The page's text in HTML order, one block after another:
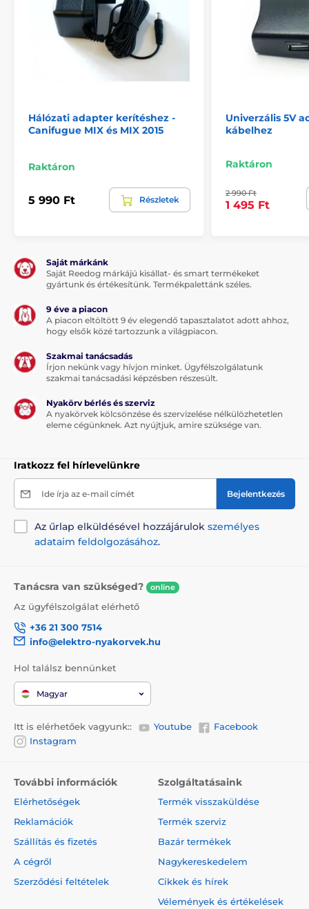
Hálózati adapter kerítéshez -
Canifugue MIX és MIX 2015
Raktáron
5 990 Ft Részletek
Univerzális 5V
kábelhez
Raktáron
2 990 Ft
1 495 Ft
Saját márkánk
Saját Reedog márkájú kisállat- és smart termékeket
gyártunk és értékesítünk. Termékpalettánk széles.
9 éve a piacon
A piacon eltöltött 9 év elegendő tapasztalatot adott ahhoz,
hogy elsők közé tartozzunk a világpiacon.
Szakmai tanácsadás
Írjon nekünk vagy hívjon minket. Ügyfélszolgálatunk
szakmai tanácsadási képzésben részesült.
Nyakörv bérlés és szerviz
A nyakörvek kölcsönzése és szervizelése nélkülözhetetlen
eleme cégünknek. Azt nyújtjuk, amire szüksége van.
Iratkozz fel hírlevelünkre
Ide írja az e-mail címét Bejelentkezés
Az űrlap elküldésével hozzájárulok személyes
adataim feldolgozásához.
Tanácsra van szükséged? online
Az ügyfélszolgálat elérhető
+36 21 300 7514
info@elektro-nyakorvek.hu
Hol találsz bennünket
Magyar
Itt is elérhetőek vagyunk:: Youtube
Facebook
Instagram
További információk
Elérhetőségek
Reklamációk
Szállítás és fizetés
A cégről
Szerződési feltételek
Szolgáltatásaink
Termék visszaküldése
Termék szerviz
Bazár termékek
Nagykereskedelem
Cikkek és hírek
Vélemények és értékelések